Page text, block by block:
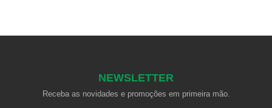
NEWSLETTER
Receba as novidades e promoções em primeira mão.